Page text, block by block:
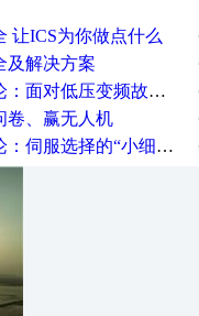
让ICS为你做点什么
及解决方案
变频故障，老手是这样解决的！
卷、赢无人机
择的“小细节大学问”奖励公告